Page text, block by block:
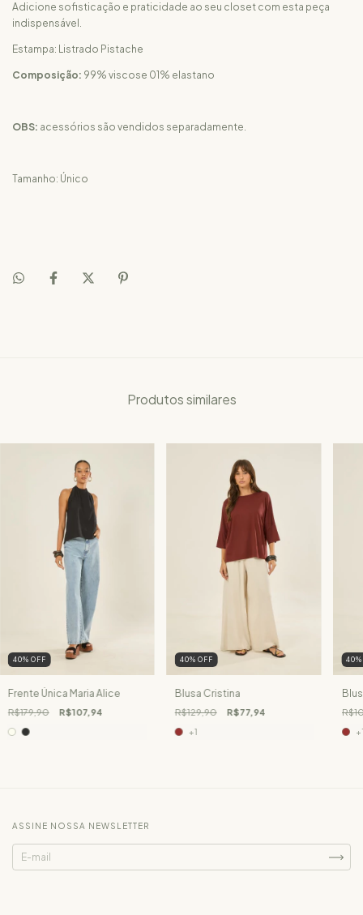
Adicione sofisticação e praticidade ao seu closet com esta peça
indispensável.
Estampa: Listrado Pistache
Composição: 99% viscose 01% elastano
OBS: acessórios são vendidos separadamente.
Tamanho: Único
Produtos similares
40% OFF
Frente Única Maria Alice
R$179,90 R$107,94
40% OFF
Blusa Cristina
R$129,90 R$77,94
+1
40
ASSINE NOSSA NEWSLETTER